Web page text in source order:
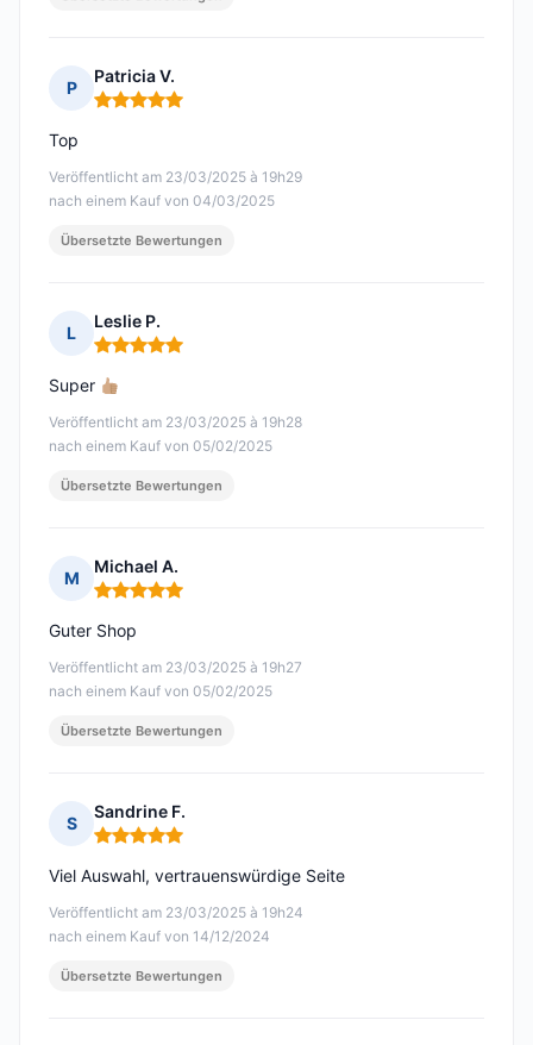
P
Patricia V.
Hinweis: 5 von 5
Veröffentlicht am 23/03/2025 à 19h29
nach einem Kauf von 04/03/2025
Top
Übersetzte Bewertungen
L
Leslie P.
Hinweis: 5 von 5
Veröffentlicht am 23/03/2025 à 19h28
nach einem Kauf von 05/02/2025
Super
Übersetzte Bewertungen
M
Michael A.
Hinweis: 5 von 5
Veröffentlicht am 23/03/2025 à 19h27
nach einem Kauf von 05/02/2025
Guter Shop
Übersetzte Bewertungen
S
Sandrine F.
Hinweis: 5 von 5
Veröffentlicht am 23/03/2025 à 19h24
nach einem Kauf von 14/12/2024
Viel Auswahl, vertrauenswürdige Seite
Übersetzte Bewertungen